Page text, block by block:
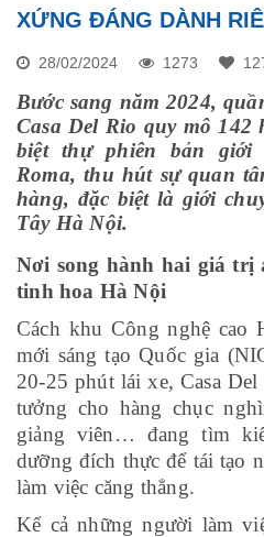
XỨNG ĐÁNG DÀNH
28/02/2024 1273
Bước sang năm 2024,
Casa Del Rio quy mô
biệt thự phiên bản giới
Roma, thu hút sự quan
hàng, đặc biệt là giới
Tây Hà Nội.
Nơi song hành hai giá trị
tinh hoa Hà Nội
Cách khu Công nghệ cao
mới sáng tạo Quốc gia
20-25 phút lái xe, Casa
tưởng cho hàng chục
giảng viên… đang tìm
dưỡng đích thực để tái tạo
làm việc căng thẳng.
Kể cả những người làm